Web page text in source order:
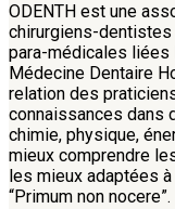
ODENTH est une
chirurgiens-
para-médicales liées
Médecine Dentaire
relation des
connaissances dans
chimie, physique,
mieux comprendre
les mieux adaptées
“Primum non nocere”.